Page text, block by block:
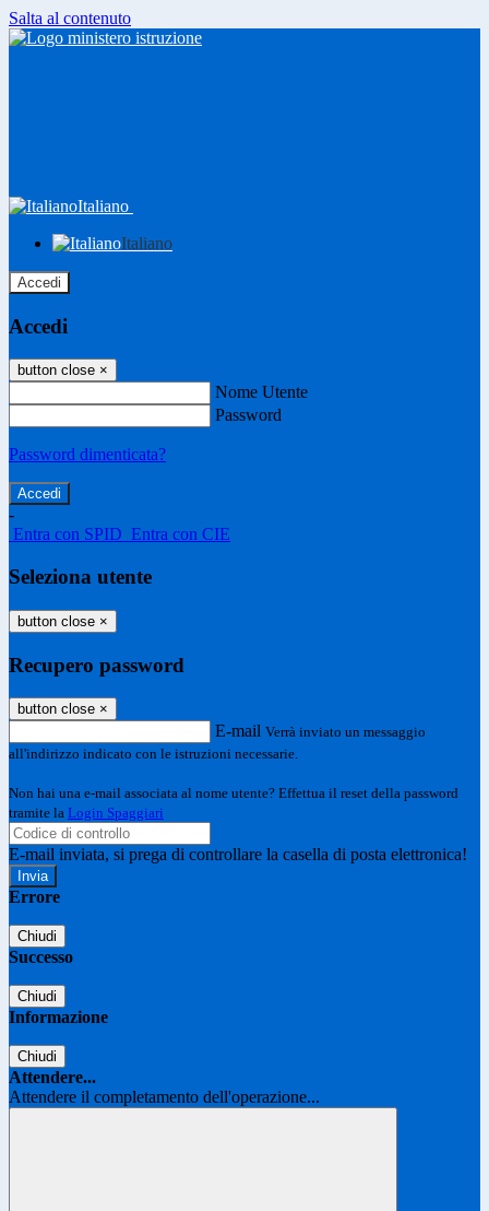
Salta al contenuto
Italiano
Italiano
Accedi
Accedi
button close ×
Nome Utente
Password
Password dimenticata?
-
Entra con SPID Entra con CIE
Seleziona utente
button close ×
Recupero password
button close ×
E-mail Verrà inviato un messaggio
all'indirizzo indicato con le istruzioni necessarie.
Non hai una e-mail associata al nome utente? Effettua il reset della password
tramite la Login Spaggiari
E-mail inviata, si prega di controllare la casella di posta elettronica!
Errore
Chiudi
Successo
Chiudi
Informazione
Chiudi
Attendere...
Attendere il completamento dell'operazione...